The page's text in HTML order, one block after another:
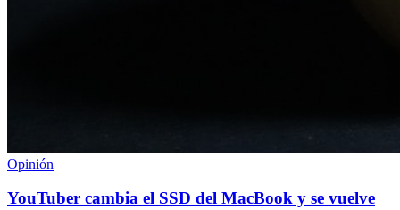
Opinión
YouTuber cambia el SSD del MacBook y se vuelve